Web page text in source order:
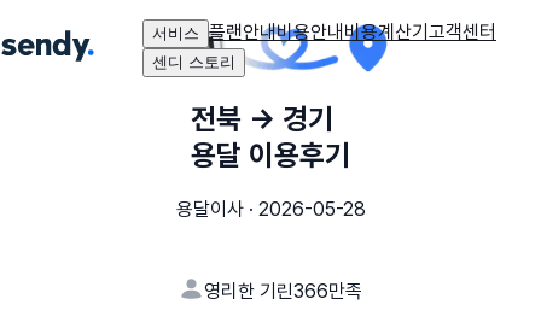
서비스 플랜안내비용안내비용계산기고객센터
센디 스토리
전북 → 경기
용달 이용후기
용달이사· 2026-05-28
영리한 기린366만족